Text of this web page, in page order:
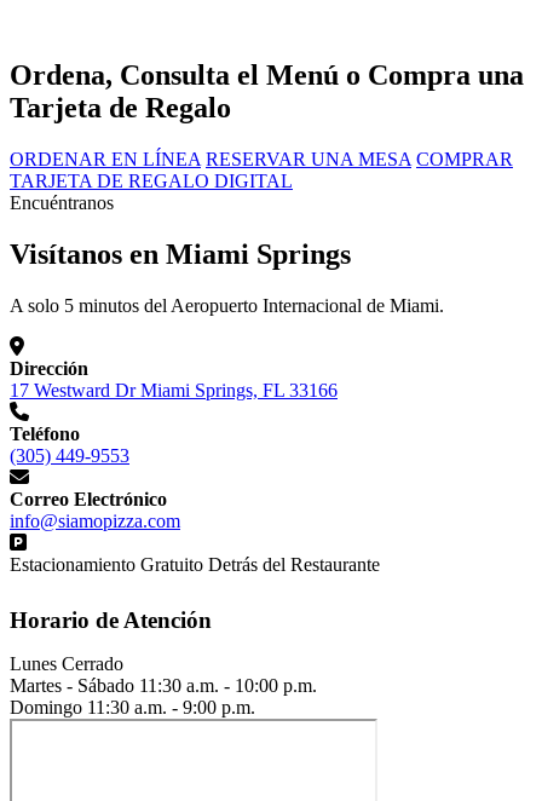
Ordena, Consulta el Menú o Compra una
Tarjeta de Regalo
ORDENAR EN LÍNEA RESERVAR UNA MESA COMPRAR
TARJETA DE REGALO DIGITAL
Encuéntranos
Visítanos en Miami Springs
A solo 5 minutos del Aeropuerto Internacional de Miami.
Dirección
17 Westward Dr Miami Springs, FL 33166
Teléfono
(305) 449-9553
Correo Electrónico
info@siamopizza.com
Estacionamiento Gratuito Detrás del Restaurante
Horario de Atención
Lunes Cerrado
Martes - Sábado 11:30 a.m. - 10:00 p.m.
Domingo 11:30 a.m. - 9:00 p.m.